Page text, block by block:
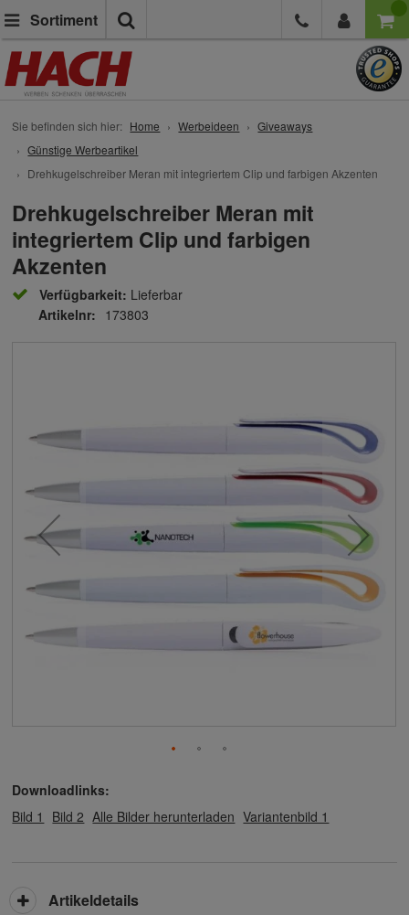
Sortiment
Sie befinden sich hier: Home Werbeideen
Giveaways
Günstige Werbeartikel
Drehkugelschreiber Meran mit integriertem Clip und farbigen Akzenten
Drehkugelschreiber Meran mit
integriertem Clip und farbigen
Akzenten
Verfügbarkeit: Lieferbar
Artikelnr: 173803
Downloadlinks:
Bild 1
Bild 2 Alle Bilder herunterladen Variantenbild 1
Artikeldetails